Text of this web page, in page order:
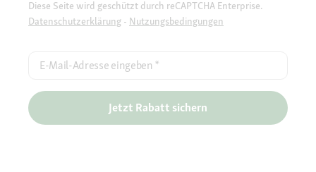
Diese Seite wird geschützt durch reCAPTCHA Enterprise.
Datenschutzerklärung - Nutzungsbedingungen
E-Mail-Adresse eingeben *
Jetzt Rabatt sichern